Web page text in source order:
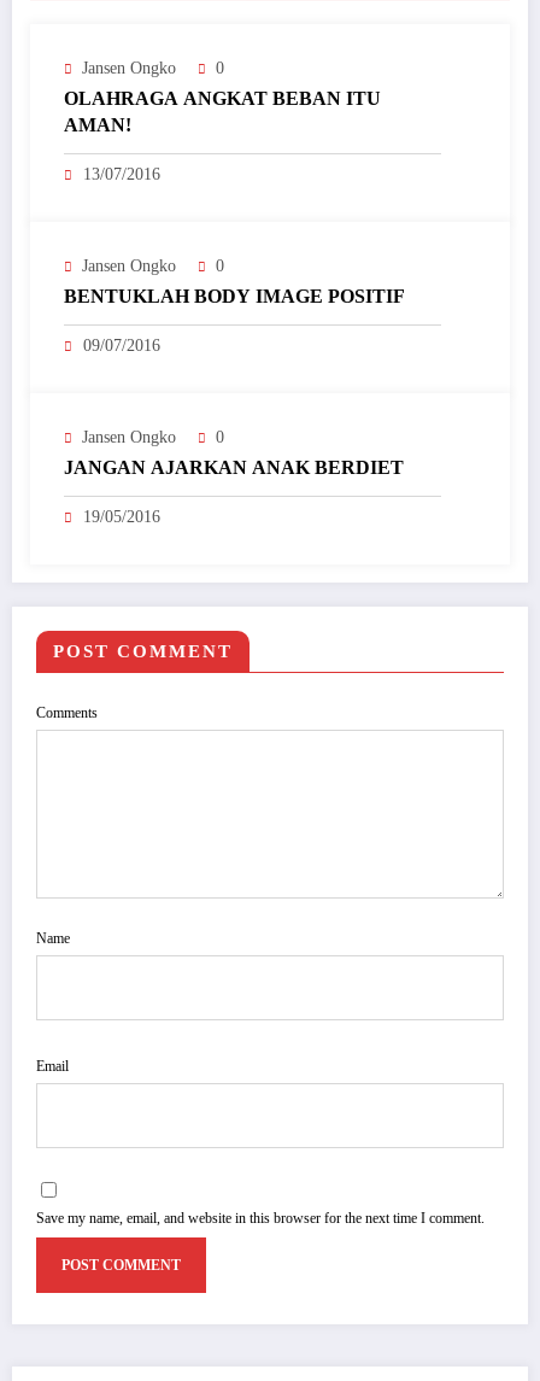
Jansen Ongko 0
OLAHRAGA ANGKAT BEBAN ITU
AMAN!
13/07/2016
Jansen Ongko 0
BENTUKLAH BODY IMAGE POSITIF
09/07/2016
Jansen Ongko 0
JANGAN AJARKAN ANAK BERDIET
19/05/2016
POST COMMENT
Comments
Name
Email
Save my name, email, and website in this browser for the next time I comment.